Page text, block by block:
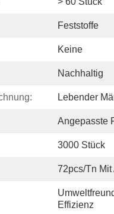
Feststoffe
Keine
Nachhaltig
Lebender
Angepasste
3000 Stück
72pcs/tn Mit
Effizienz